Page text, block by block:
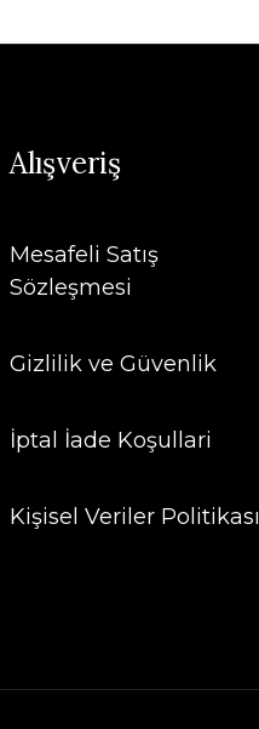
Alışveriş
Mesafeli Satış
Sözleşmesi
Gizlilik ve Güvenlik
İptal İade Koşullari
Kişisel Veriler Politikası